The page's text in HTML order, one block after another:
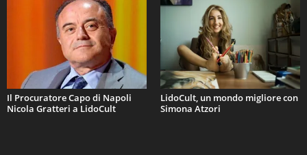
Il Procuratore Capo di Napoli
Nicola Gratteri a LidoCult
LidoCult, un mondo migliore con
Simona Atzori